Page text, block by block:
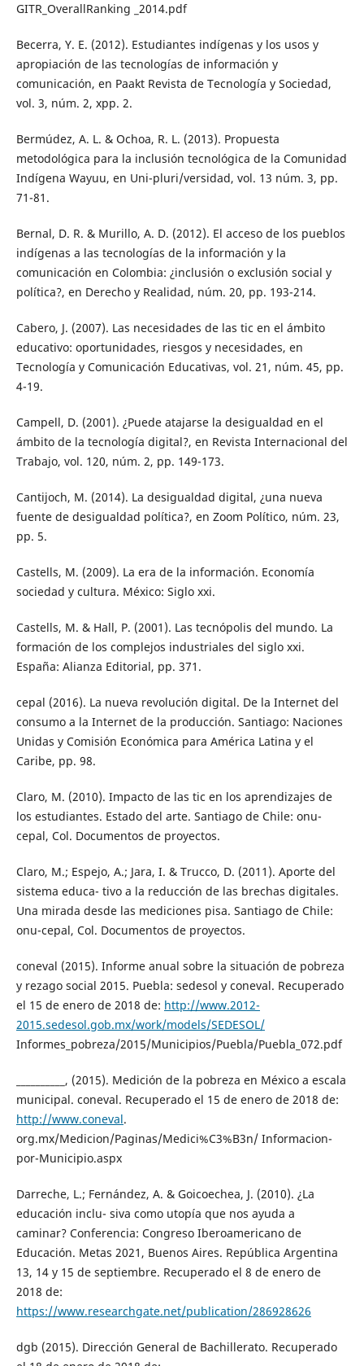
GITR_OverallRanking _2014.pdf
Becerra, Y. E. (2012). Estudiantes indígenas y los usos y
apropiación de las tecnologías de información y
comunicación, en Paakt Revista de Tecnología y Sociedad,
vol. 3, núm. 2, xpp. 2.
Bermúdez, A. L. & Ochoa, R. L. (2013). Propuesta
metodológica para la inclusión tecnológica de la Comunidad
Indígena Wayuu, en Uni-pluri/versidad, vol. 13 núm. 3, pp.
71-81.
Bernal, D. R. & Murillo, A. D. (2012). El acceso de los pueblos
indígenas a las tecnologías de la información y la
comunicación en Colombia: ¿inclusión o exclusión social y
política?, en Derecho y Realidad, núm. 20, pp. 193-214.
Cabero, J. (2007). Las necesidades de las tic en el ámbito
educativo: oportunidades, riesgos y necesidades, en
Tecnología y Comunicación Educativas, vol. 21, núm. 45, pp.
4-19.
Campell, D. (2001). ¿Puede atajarse la desigualdad en el
ámbito de la tecnología digital?, en Revista Internacional del
Trabajo, vol. 120, núm. 2, pp. 149-173.
Cantijoch, M. (2014). La desigualdad digital, ¿una nueva
fuente de desigualdad política?, en Zoom Político, núm. 23,
pp. 5.
Castells, M. (2009). La era de la información. Economía
sociedad y cultura. México: Siglo xxi.
Castells, M. & Hall, P. (2001). Las tecnópolis del mundo. La
formación de los complejos industriales del siglo xxi.
España: Alianza Editorial, pp. 371.
cepal (2016). La nueva revolución digital. De la Internet del
consumo a la Internet de la producción. Santiago: Naciones
Unidas y Comisión Económica para América Latina y el
Caribe, pp. 98.
Claro, M. (2010). Impacto de las tic en los aprendizajes de
los estudiantes. Estado del arte. Santiago de Chile: onu-
cepal, Col. Documentos de proyectos.
Claro, M.; Espejo, A.; Jara, I. & Trucco, D. (2011). Aporte del
sistema educa- tivo a la reducción de las brechas digitales.
Una mirada desde las mediciones pisa. Santiago de Chile:
onu-cepal, Col. Documentos de proyectos.
coneval (2015). Informe anual sobre la situación de pobreza
y rezago social 2015. Puebla: sedesol y coneval. Recuperado
el 15 de enero de 2018 de: http://www.2012-
2015.sedesol.gob.mx/work/models/SEDESOL/
Informes_pobreza/2015/Municipios/Puebla/Puebla_072.pdf
__________, (2015). Medición de la pobreza en México a escala
municipal. coneval. Recuperado el 15 de enero de 2018 de:
http://www.coneval.
org.mx/Medicion/Paginas/Medici%C3%B3n/ Informacion-
por-Municipio.aspx
Darreche, L.; Fernández, A. & Goicoechea, J. (2010). ¿La
educación inclu- siva como utopía que nos ayuda a
caminar? Conferencia: Congreso Iberoamericano de
Educación. Metas 2021, Buenos Aires. República Argentina
13, 14 y 15 de septiembre. Recuperado el 8 de enero de
2018 de:
https://www.researchgate.net/publication/286928626
dgb (2015). Dirección General de Bachillerato. Recuperado